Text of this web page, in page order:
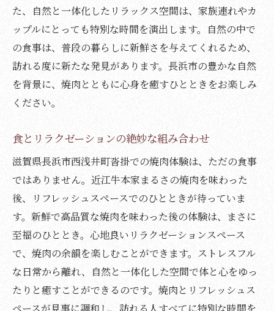
た、自然と一体化したリラックス空間は、家族連れやカ
ップルにとっても特別な時間を演出します。自然の中で
の食事は、普段の暮らしに新鮮さを与えてくれるため、
訪れる度に新たな発見があります。長浜市の豊かな自然
を背景に、焼肉とともに心身を癒すひとときをお楽しみ
ください。
食とリラクゼーションの絶妙な組み合わせ
滋賀県長浜市西浅井町沓掛での焼肉体験は、ただの食事
ではありません。近江牛本家まるさの焼肉を味わった
後、リフレッシュスペースでのひとときが待っていま
す。新鮮で高品質な焼肉を味わった後の体験は、まさに
至福のひととき。心地良いリラクゼーションスペース
で、焼肉の余韻を楽しむことができます。ストレスフル
な日常から離れ、自然と一体化した空間で体と心をゆっ
たりと癒すことができるのです。焼肉とリフレッシュス